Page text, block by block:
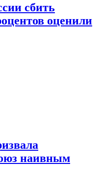
сбить
оценили
наивным